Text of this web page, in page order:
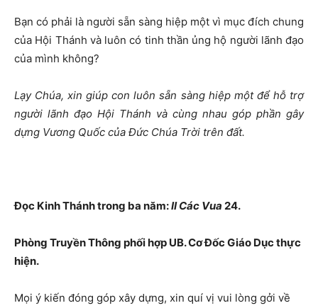
Bạn có phải là người sẵn sàng hiệp một vì mục đích chung
của Hội Thánh và luôn có tinh thần ủng hộ người lãnh đạo
của mình không?
Lạy Chúa, xin giúp con luôn sẵn sàng hiệp một để hỗ trợ
người lãnh đạo Hội Thánh và cùng nhau góp phần gây
dựng Vương Quốc của Đức Chúa Trời trên đất.
Đọc Kinh Thánh trong ba năm:II Các Vua 24.
Phòng Truyền Thông phối hợp UB. Cơ Đốc Giáo Dục thực
hiện.
Mọi ý kiến đóng góp xây dựng, xin quí vị vui lòng gởi về